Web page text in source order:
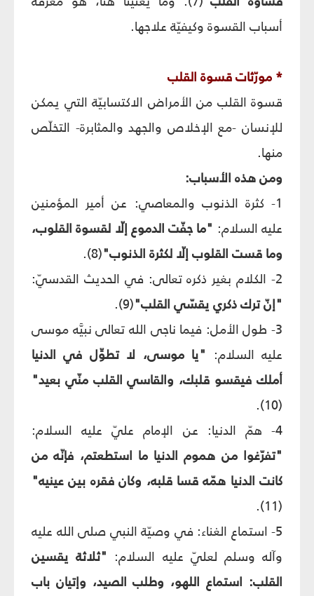
أسباب القسوة وكيفيّة علاجها.
* مورّثات قسوة القلب
قسوة القلب من الأمراض الاكتسابيّة التي يمكن
للإنسان -مع الإخلاص والجهد والمثابرة- التخلّص
منها.
ومن هذه الأسباب:
1- كثرة الذنوب والمعاصي: عن أمير المؤمنين
عليه السلام: "ما جفّت الدموع إلّا لقسوة القلوب،
وما قست القلوب إلّا لكثرة الذنوب"(8).
2- الكلام بغير ذكره تعالى: في الحديث القدسيّ:
"إنّ ترك ذكري يقسّي القلب"(9).
3- طول الأمل: فيما ناجى الله تعالى نبيَّه موسى
عليه السلام: "يا موسى، لا تطوِّل في الدنيا
أملك فيقسو قلبك، والقاسي القلب منّي بعيد"
(10).
4- همّ الدنيا: عن الإمام عليّ عليه السلام:
"تفرّغوا من هموم الدنيا ما استطعتم، فإنّه من
كانت الدنيا همّه قسا قلبه، وكان فقره بين عينيه"
(11).
5- استماع الغناء: في وصيّة النبي صلى الله عليه
وآله وسلم لعليّ عليه السلام: "ثلاثة يقسين
القلب: استماع اللهو، وطلب الصيد، وإتيان باب